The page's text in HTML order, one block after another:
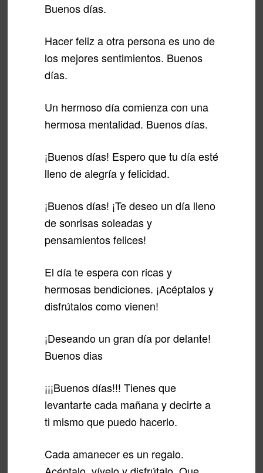
Buenos días.
Hacer feliz a otra persona es uno de
los mejores sentimientos. Buenos
días.
Un hermoso día comienza con una
hermosa mentalidad. Buenos días.
¡Buenos días! Espero que tu día esté
lleno de alegría y felicidad.
¡Buenos días! ¡Te deseo un día lleno
de sonrisas soleadas y
pensamientos felices!
El día te espera con ricas y
hermosas bendiciones. ¡Acéptalos y
disfrútalos como vienen!
¡Deseando un gran día por delante!
Buenos dias
¡¡¡Buenos días!!! Tienes que
levantarte cada mañana y decirte a
ti mismo que puedo hacerlo.
Cada amanecer es un regalo.